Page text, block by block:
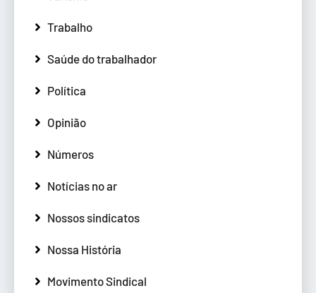
Trabalho
Saúde do trabalhador
Política
Opinião
Números
Notícias no ar
Nossos sindicatos
Nossa História
Movimento Sindical